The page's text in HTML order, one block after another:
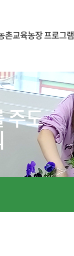
촌교육농장 프로그램
주도